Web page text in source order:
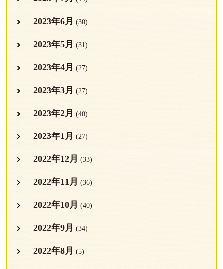
2023年6月 (30)
2023年5月 (31)
2023年4月 (27)
2023年3月 (27)
2023年2月 (40)
2023年1月 (27)
2022年12月 (33)
2022年11月 (36)
2022年10月 (40)
2022年9月 (34)
2022年8月 (5)